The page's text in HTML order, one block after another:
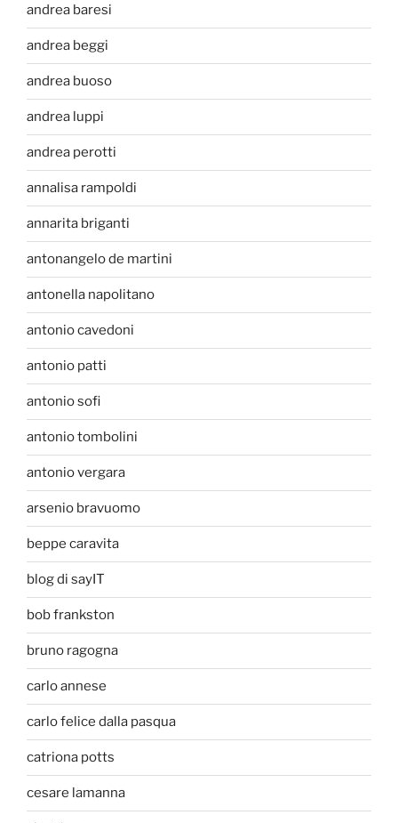
andrea baresi
andrea beggi
andrea buoso
andrea luppi
andrea perotti
annalisa rampoldi
annarita briganti
antonangelo de martini
antonella napolitano
antonio cavedoni
antonio patti
antonio sofi
antonio tombolini
antonio vergara
arsenio bravuomo
beppe caravita
blog di sayIT
bob frankston
bruno ragogna
carlo annese
carlo felice dalla pasqua
catriona potts
cesare lamanna